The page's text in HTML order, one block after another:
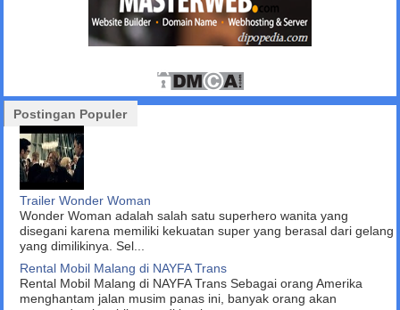
Postingan Populer
Trailer Wonder Woman
Wonder Woman adalah salah satu superhero wanita yang
disegani karena memiliki kekuatan super yang berasal dari gelang
yang dimilikinya. Sel...
Rental Mobil Malang di NAYFA Trans
Rental Mobil Malang di NAYFA Trans Sebagai orang Amerika
menghantam jalan musim panas ini, banyak orang akan